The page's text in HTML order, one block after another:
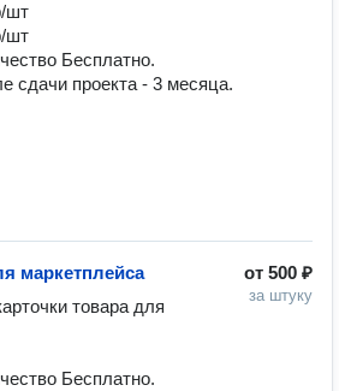
шт
шт
Бесплатно.
сдачи проекта - 3 месяца.
от 500 ₽
за штуку
маркетплейса
товара для
Бесплатно.